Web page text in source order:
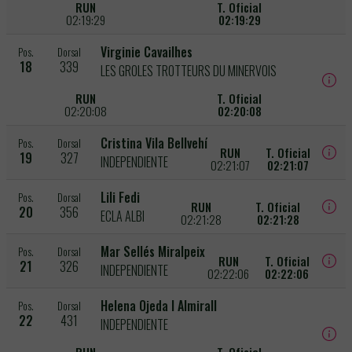
RUN
02:19:29
T. Oficial
02:19:29
Pos.
18
Dorsal
339
Virginie Cavailhes
LES GROLES TROTTEURS DU MINERVOIS
RUN
02:20:08
T. Oficial
02:20:08
Pos.
19
Dorsal
327
Cristina Vila Bellvehí
INDEPENDIENTE
RUN
02:21:07
T. Oficial
02:21:07
Pos.
20
Dorsal
356
Lili Fedi
ECLA ALBI
RUN
02:21:28
T. Oficial
02:21:28
Pos.
21
Dorsal
326
Mar Sellés Miralpeix
INDEPENDIENTE
RUN
02:22:06
T. Oficial
02:22:06
Pos.
22
Dorsal
431
Helena Ojeda I Almirall
INDEPENDIENTE